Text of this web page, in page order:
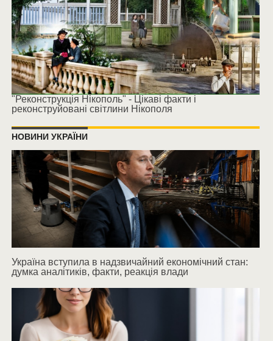
"Реконструкція Нікополь" - Цікаві факти і
реконструйовані світлини Нікополя
НОВИНИ УКРАЇНИ
Україна вступила в надзвичайний економічний стан:
думка аналітиків, факти, реакція влади